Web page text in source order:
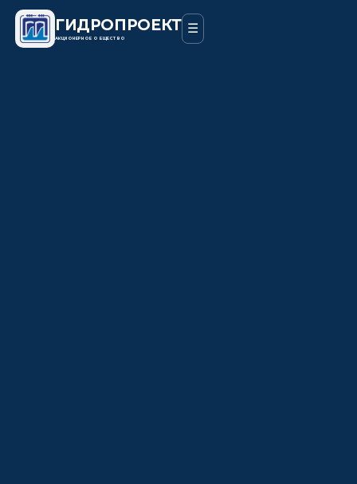
ГИДРОПРОЕКТ
АКЦИОНЕРНОЕ ОБЩЕСТВО
☰